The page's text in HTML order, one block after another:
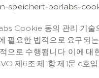
speichert-borlabs-
Cookie 동의 관리 기술
필요한 법적으로 요구되
으로 수행됩니다. 이에 대
제6조 제1항 제1문 c호입